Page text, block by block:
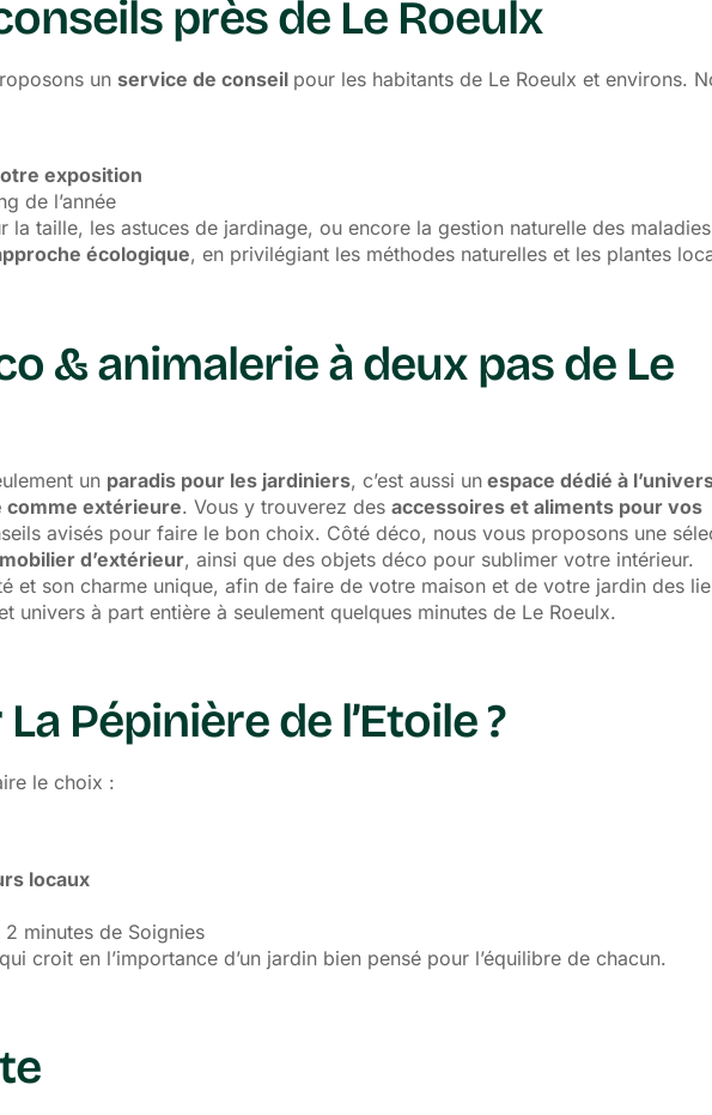
près de Le Roeulx
un service de conseil pour les habitants de Le Roeulx et environs.
exposition
de l’année
la taille, les astuces de jardinage, ou encore la gestion naturelle des
écologique, en privilégiant les méthodes naturelles et les plantes
& animalerie à deux pas de Le
un paradis pour les jardiniers, c’est aussi un espace dédié à l’
comme extérieure. Vous y trouverez des accessoires et aliments pour vos
avisés pour faire le bon choix. Côté déco, nous vous proposons une
d’extérieur, ainsi que des objets déco pour sublimer votre intérieur.
et son charme unique, afin de faire de votre maison et de votre jardin des
univers à part entière à seulement quelques minutes de Le Roeulx.
Pépinière de l’Etoile ?
le choix :
locaux
2 minutes de Soignies
croit en l’importance d’un jardin bien pensé pour l’équilibre de chacun.